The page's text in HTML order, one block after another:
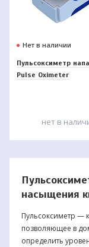
Нет в наличии
Пульсоксиметр
Pulse Oximeter
нет в
насыщения
Пульсоксиметр —
позволяющее в
определить